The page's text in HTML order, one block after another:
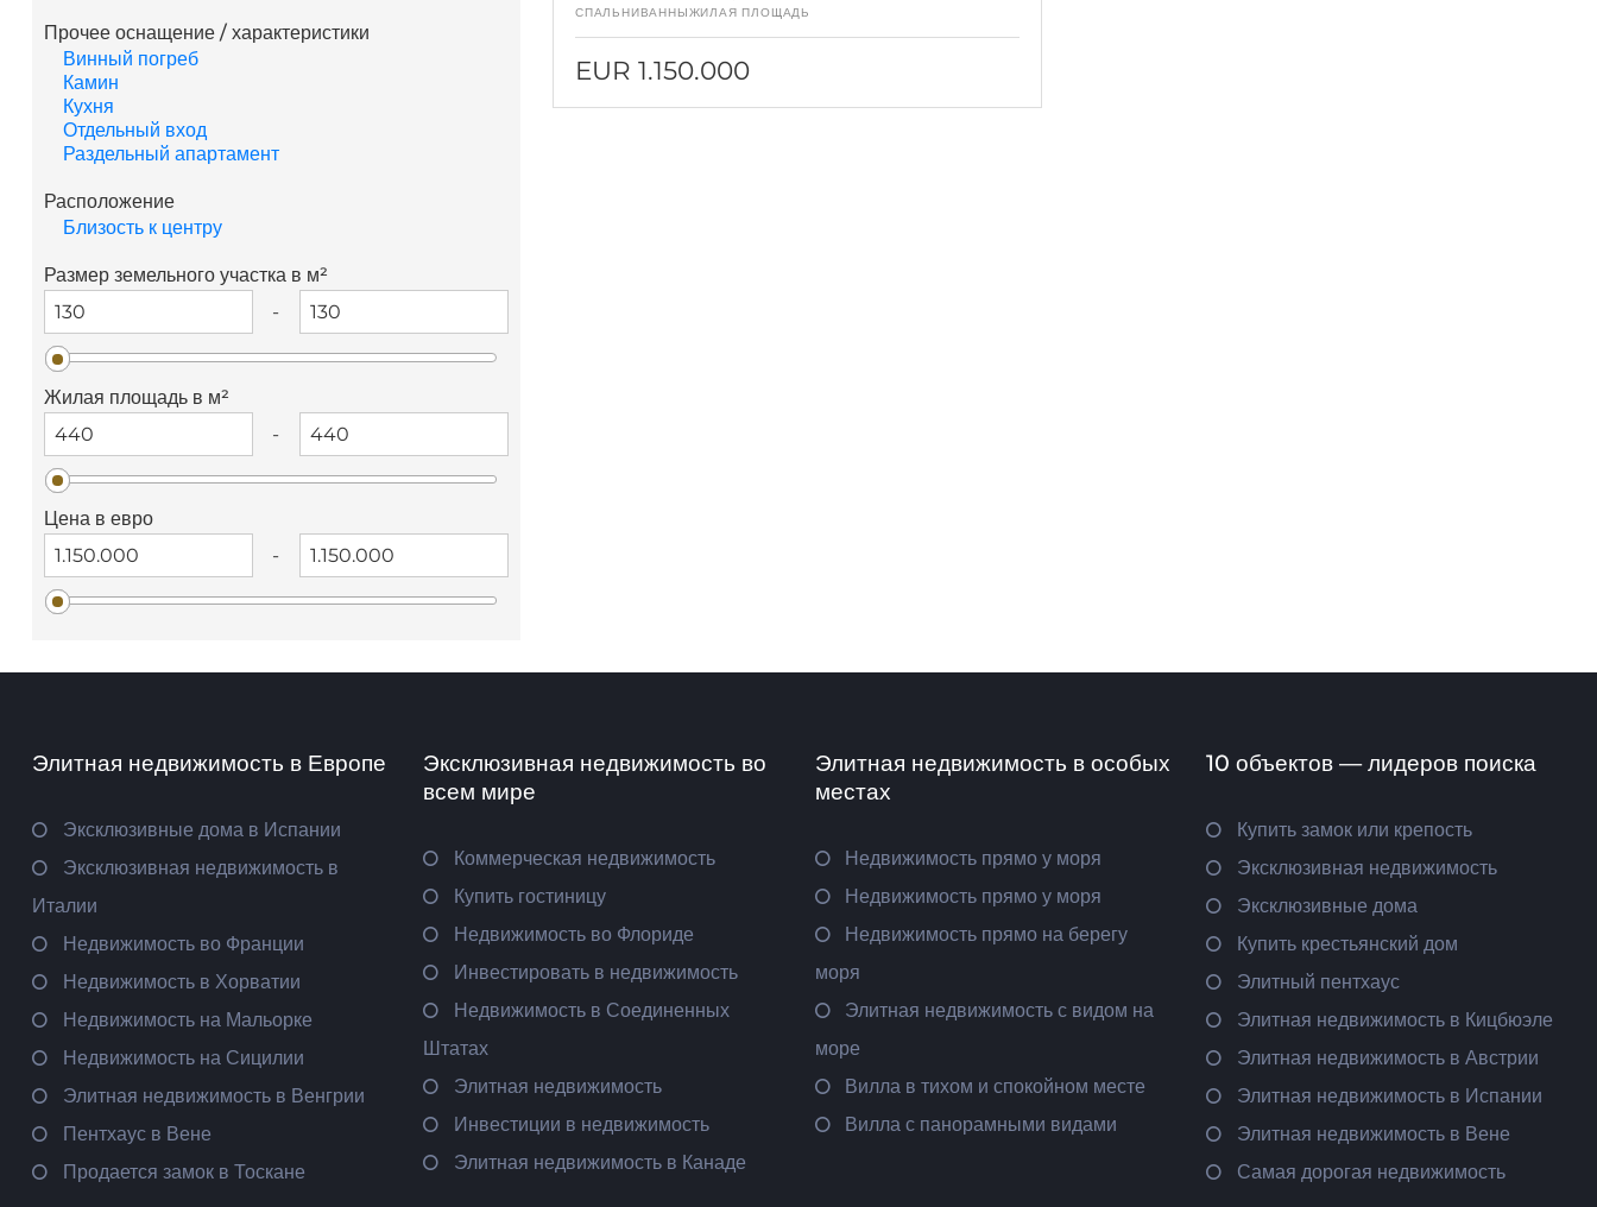
Прочее оснащение / характеристики
Винный погреб
Камин
Кухня
Отдельный вход
Раздельный апартамент
Расположение
Близость к центру
Размер земельного участка в м²
-
Жилая площадь в м²
-
Цена в евро
-
СПАЛЬНИВАННЫЖИЛАЯ ПЛОЩАДЬ
EUR 1.150.000
Элитная недвижимость в Европе
Эксклюзивные дома в Испании
Эксклюзивная недвижимость в
Италии
Недвижимость во Франции
Недвижимость в Хорватии
Недвижимость на Мальорке
Недвижимость на Сицилии
Элитная недвижимость в Венгрии
Пентхаус в Вене
Продается замок в Тоскане
Эксклюзивная недвижимость во
всем мире
Коммерческая недвижимость
Купить гостиницу
Недвижимость во Флориде
Инвестировать в недвижимость
Недвижимость в Соединенных
Штатах
Элитная недвижимость
Инвестиции в недвижимость
Элитная недвижимость в Канаде
Элитная недвижимость в особых
местах
Недвижимость прямо у моря
Недвижимость прямо у моря
Недвижимость прямо на берегу
моря
Элитная недвижимость с видом на
море
Вилла в тихом и спокойном месте
Вилла с панорамными видами
10 объектов — лидеров поиска
Купить замок или крепость
Эксклюзивная недвижимость
Эксклюзивные дома
Купить крестьянский дом
Элитный пентхаус
Элитная недвижимость в Кицбюэле
Элитная недвижимость в Австрии
Элитная недвижимость в Испании
Элитная недвижимость в Вене
Самая дорогая недвижимость